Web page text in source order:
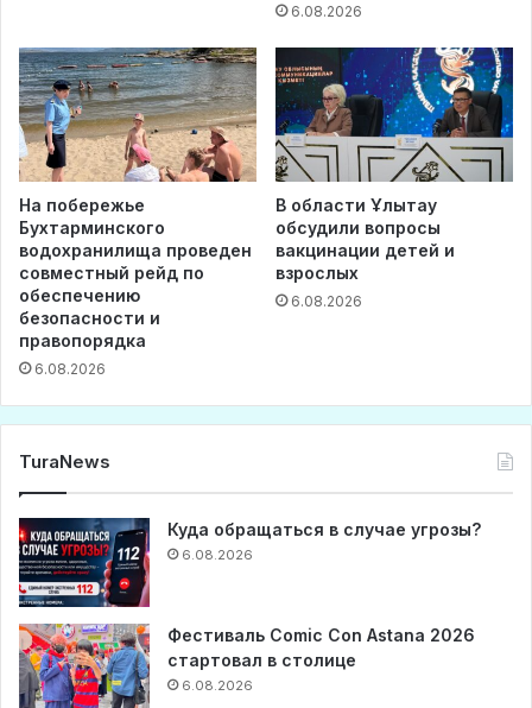
6.08.2026
На побережье
Бухтарминского
водохранилища проведен
совместный рейд по
обеспечению
безопасности и
правопорядка
6.08.2026
В области Ұлытау
обсудили вопросы
вакцинации детей и
взрослых
6.08.2026
TuraNews
Куда обращаться в случае угрозы?
6.08.2026
Фестиваль Comic Con Astana 2026
стартовал в столице
6.08.2026